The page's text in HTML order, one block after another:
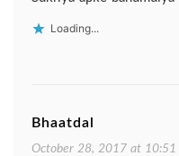
Loading...
Bhaatdal
October 28, 2017 at 10:51